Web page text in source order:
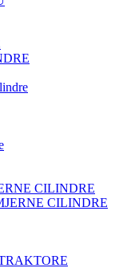
CILINDRE
CILINDRE